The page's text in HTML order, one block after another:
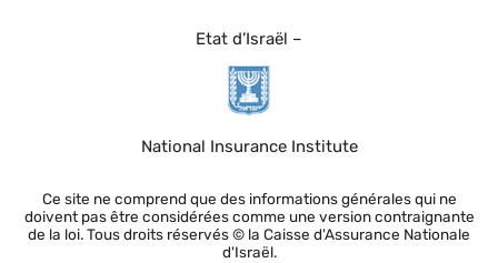
Etat d’Israël –
National Insurance Institute
Ce site ne comprend que des informations générales qui ne
doivent pas être considérées comme une version contraignante
de la loi. Tous droits réservés © la Caisse d'Assurance Nationale
d'Israël.